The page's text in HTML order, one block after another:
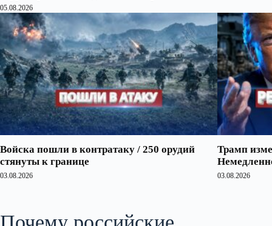
05.08.2026
Войска пошли в контратаку / 250 орудий
стянуты к границе
03.08.2026
Трамп
03.08.2026